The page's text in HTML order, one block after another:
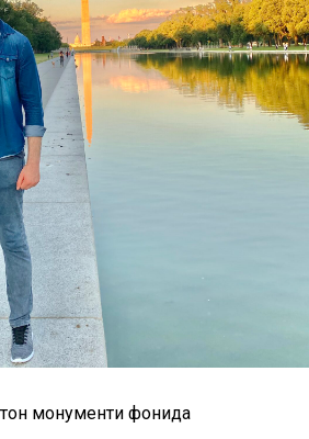
монументи фонида